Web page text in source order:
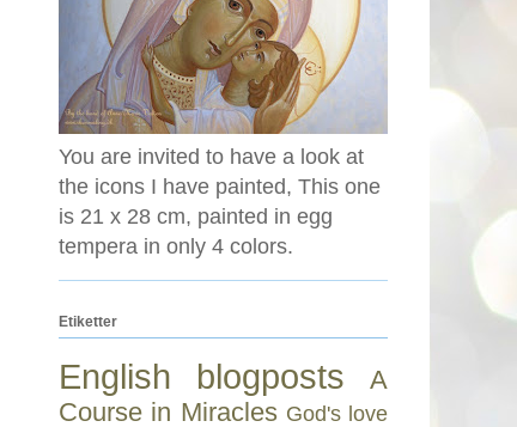
You are invited to have a look at
the icons I have painted, This one
is 21 x 28 cm, painted in egg
tempera in only 4 colors.
Etiketter
English blogposts
A
Course in Miracles God's love